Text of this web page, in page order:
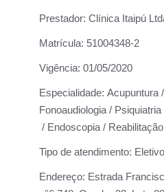
Prestador: Clínica Itaipú
Matrícula: 51004348-2
Vigência: 01/05/2020
Especialidade: Acupuntura
Fonoaudiologia /
/ Endoscopia /
Tipo de atendimento: Eletivo
Endereço: Estrada